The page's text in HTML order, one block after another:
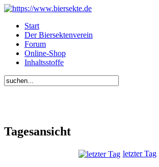
Start
Der Biersektenverein
Forum
Online-Shop
Inhaltsstoffe
Tagesansicht
letzter Tag